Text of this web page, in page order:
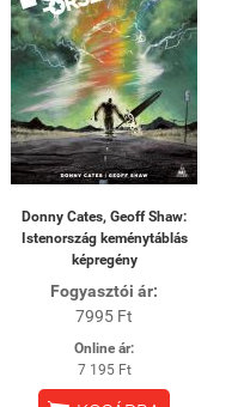
Donny Cates, Geoff Shaw:
Istenország keménytáblás
képregény
Fogyasztói ár:
7995 Ft
Online ár:
7 195 Ft